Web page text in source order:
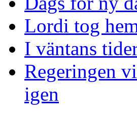
Lordi tog
I väntans
Regeringen
igen